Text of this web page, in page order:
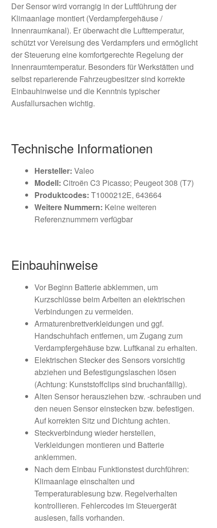
Der Sensor wird vorrangig in der Luftführung der
Klimaanlage montiert (Verdampfergehäuse /
Innenraumkanal). Er überwacht die Lufttemperatur,
schützt vor Vereisung des Verdampfers und ermöglicht
der Steuerung eine komfortgerechte Regelung der
Innenraumtemperatur. Besonders für Werkstätten und
selbst reparierende Fahrzeugbesitzer sind korrekte
Einbauhinweise und die Kenntnis typischer
Ausfallursachen wichtig.
Technische Informationen
Hersteller: Valeo
Modell: Citroën C3 Picasso; Peugeot 308 (T7)
Produktcodes: T1000212E, 643664
Weitere Nummern: Keine weiteren
Referenznummern verfügbar
Einbauhinweise
Vor Beginn Batterie abklemmen, um
Kurzschlüsse beim Arbeiten an elektrischen
Verbindungen zu vermeiden.
Armaturenbrettverkleidungen und ggf.
Handschuhfach entfernen, um Zugang zum
Verdampfergehäuse bzw. Luftkanal zu erhalten.
Elektrischen Stecker des Sensors vorsichtig
abziehen und Befestigungslaschen lösen
(Achtung: Kunststoffclips sind bruchanfällig).
Alten Sensor herausziehen bzw. -schrauben und
den neuen Sensor einstecken bzw. befestigen.
Auf korrekten Sitz und Dichtung achten.
Steckverbindung wieder herstellen,
Verkleidungen montieren und Batterie
anklemmen.
Nach dem Einbau Funktionstest durchführen:
Klimaanlage einschalten und
Temperaturablesung bzw. Regelverhalten
kontrollieren. Fehlercodes im Steuergerät
auslesen, falls vorhanden.